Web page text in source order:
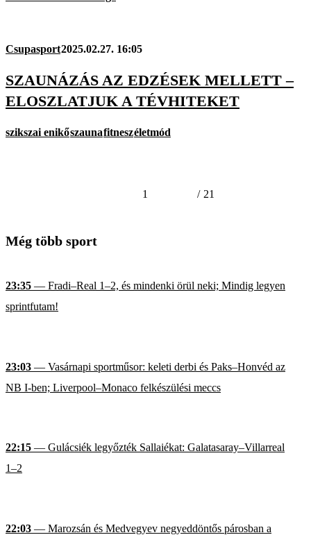
Csupasport2025.02.27. 16:05
SZAUNÁZÁS AZ EDZÉSEK MELLETT –
ELOSZLATJUK A TÉVHITEKET
szikszai enikőszaunafitneszéletmód
1 / 21
Még több sport
23:35 — Fradi–Real 1–2, és mindenki örül neki; Mindig legyen
sprintfutam!
23:03 — Vasárnapi sportműsor: keleti derbi és Paks–Honvéd az
NB I-ben; Liverpool–Monaco felkészülési meccs
22:15 — Gulácsiék legyőzték Sallaiékat: Galatasaray–Villarreal
1–2
22:03 — Marozsán és Medvegyev negyeddöntős párosban a